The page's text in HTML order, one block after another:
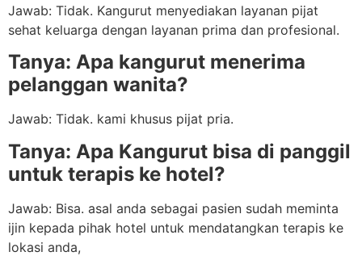
Jawab: Tidak. Kangurut menyediakan layanan pijat
sehat keluarga dengan layanan prima dan profesional.
Tanya: Apa kangurut menerima
pelanggan wanita?
Jawab: Tidak. kami khusus pijat pria.
Tanya: Apa Kangurut bisa di panggil
untuk terapis ke hotel?
Jawab: Bisa. asal anda sebagai pasien sudah meminta
ijin kepada pihak hotel untuk mendatangkan terapis ke
lokasi anda,